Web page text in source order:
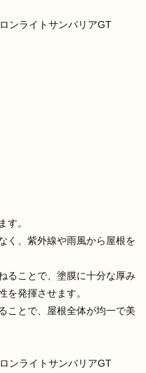
ンライトサンバリアGT
す。
く、紫外線や雨風から屋根を
ることで、塗膜に十分な厚み
を発揮させます。
ことで、屋根全体が均一で美
ンライトサンバリアGT